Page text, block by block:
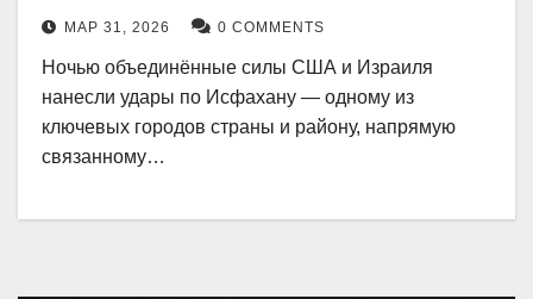
МАР 31, 2026 0 COMMENTS
Ночью объединённые силы США и Израиля
нанесли удары по Исфахану — одному из
ключевых городов страны и району, напрямую
связанному…